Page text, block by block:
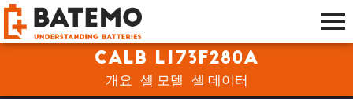
CALB L173F280A
개요 셀 모델 셀 데이터